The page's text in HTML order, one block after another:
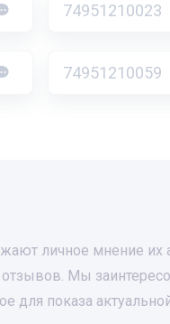
74951210023
74951210059
личное мнение их
отзывов. Мы
показа